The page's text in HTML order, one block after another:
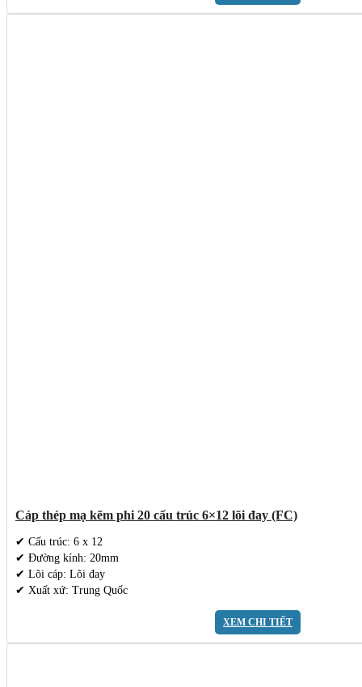
Cáp thép mạ kẽm phi 20 cấu trúc 6×12 lõi đay (FC)
✔ Cấu trúc: 6 x 12
✔ Đường kính: 20mm
✔ Lõi cáp: Lõi đay
✔ Xuất xứ: Trung Quốc
XEM CHI TIẾT